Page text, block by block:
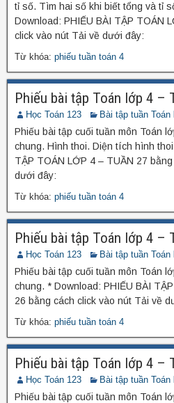
tỉ số. Tìm hai số khi biết tổng và tỉ
Download: PHIẾU BÀI TẬP TOÁN
click vào nút Tải về dưới đây:
Từ khóa: phiếu tuần toán 4
Phiếu bài tập Toán lớp 4 –
Học Toán 123 Bài tập tuần
Phiếu bài tập cuối tuần môn Toán
chung. Hình thoi. Diện tích hình
TẬP TOÁN LỚP 4 – TUẦN 27
dưới đây:
Từ khóa: phiếu tuần toán 4
Phiếu bài tập Toán lớp 4 –
Học Toán 123 Bài tập tuần
Phiếu bài tập cuối tuần môn Toán
chung. * Download: PHIẾU BÀI
26 bằng cách click vào nút Tải về
Từ khóa: phiếu tuần toán 4
Phiếu bài tập Toán lớp 4 –
Học Toán 123 Bài tập tuần
Phiếu bài tập cuối tuần môn Toán